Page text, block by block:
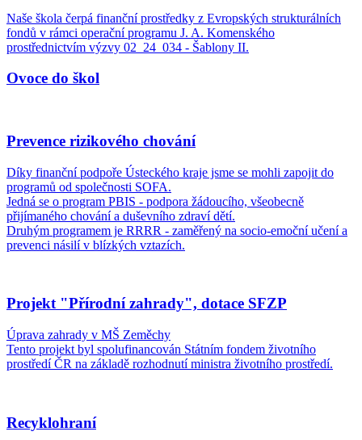
Naše škola čerpá finanční prostředky z Evropských strukturálních
fondů v rámci operační programu J. A. Komenského
prostřednictvím výzvy 02_24_034 - Šablony II.
Ovoce do škol
Prevence rizikového chování
Díky finanční podpoře Ústeckého kraje jsme se mohli zapojit do
programů od společnosti SOFA.
Jedná se o program PBIS - podpora žádoucího, všeobecně
přijímaného chování a duševního zdraví dětí.
Druhým programem je RRRR - zaměřený na socio-emoční učení a
prevenci násilí v blízkých vztazích.
Projekt "Přírodní zahrady", dotace SFZP
Úprava zahrady v MŠ Zeměchy
Tento projekt byl spolufinancován Státním fondem životního
prostředí ČR na základě rozhodnutí ministra životního prostředí.
Recyklohraní